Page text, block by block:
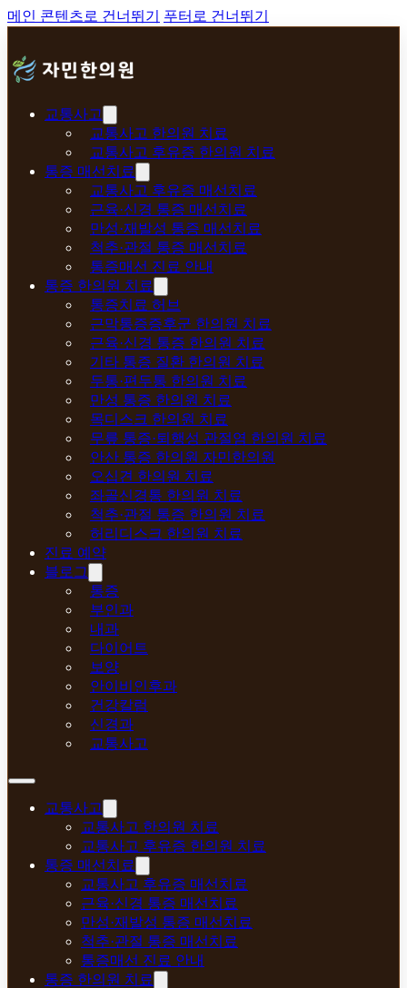
메인 콘텐츠로 건너뛰기 푸터로 건너뛰기
교통사고
교통사고 한의원 치료
교통사고 후유증 한의원 치료
통증 매선치료
교통사고 후유증 매선치료
근육·신경 통증 매선치료
만성·재발성 통증 매선치료
척추·관절 통증 매선치료
통증매선 진료 안내
통증 한의원 치료
통증치료 허브
근막통증증후군 한의원 치료
근육·신경 통증 한의원 치료
기타 통증 질환 한의원 치료
두통·편두통 한의원 치료
만성 통증 한의원 치료
목디스크 한의원 치료
무릎 통증·퇴행성 관절염 한의원 치료
안산 통증 한의원 자민한의원
오십견 한의원 치료
좌골신경통 한의원 치료
척추·관절 통증 한의원 치료
허리디스크 한의원 치료
진료 예약
블로그
통증
부인과
내과
다이어트
보양
안이비인후과
건강칼럼
신경과
교통사고
교통사고
교통사고 한의원 치료
교통사고 후유증 한의원 치료
통증 매선치료
교통사고 후유증 매선치료
근육·신경 통증 매선치료
만성·재발성 통증 매선치료
척추·관절 통증 매선치료
통증매선 진료 안내
통증 한의원 치료